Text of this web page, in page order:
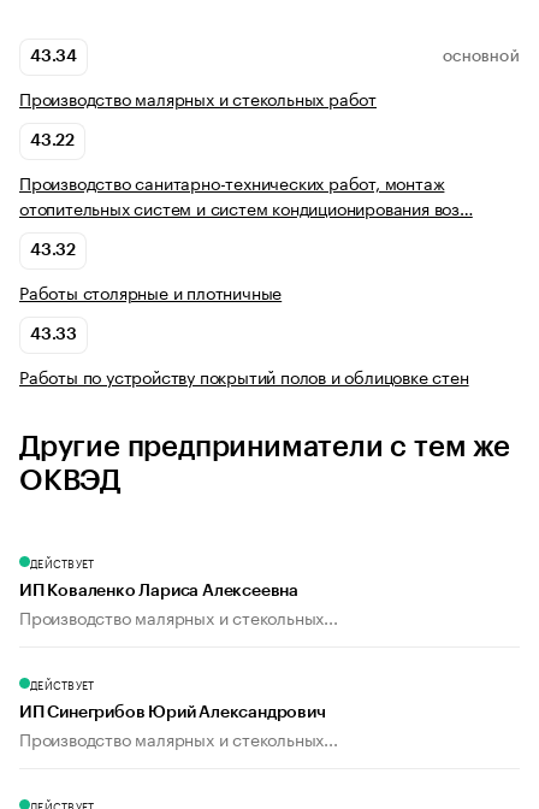
43.34 ОСНОВНОЙ
Производство малярных и стекольных работ
43.22
Производство санитарно-технических работ, монтаж
отопительных систем и систем кондиционирования воз…
43.32
Работы столярные и плотничные
43.33
Работы по устройству покрытий полов и облицовке стен
Другие предприниматели с тем же
ОКВЭД
ДЕЙСТВУЕТ
ИП Коваленко Лариса Алексеевна
Производство малярных и стекольных...
ДЕЙСТВУЕТ
ИП Синегрибов Юрий Александрович
Производство малярных и стекольных...